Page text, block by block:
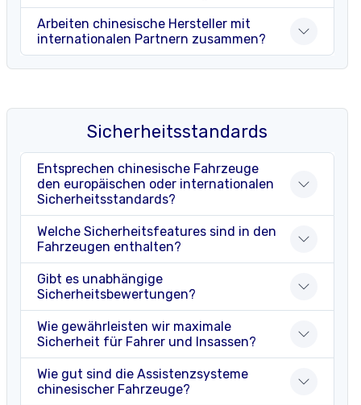
Arbeiten chinesische Hersteller mit
internationalen Partnern zusammen?
Sicherheitsstandards
Entsprechen chinesische Fahrzeuge
den europäischen oder internationalen
Sicherheitsstandards?
Welche Sicherheitsfeatures sind in den
Fahrzeugen enthalten?
Gibt es unabhängige
Sicherheitsbewertungen?
Wie gewährleisten wir maximale
Sicherheit für Fahrer und Insassen?
Wie gut sind die Assistenzsysteme
chinesischer Fahrzeuge?